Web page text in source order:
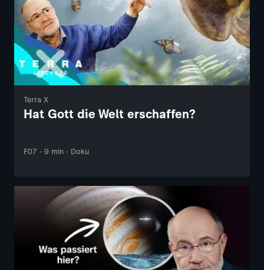
Terra X
Hat Gott die Welt erschaffen?
F07 · 9 min · Doku